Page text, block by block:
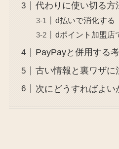
代わりに使い切る方
d払いで消化する
dポイント加盟店
PayPayと併用する
古い情報と裏ワザに
次にどうすればよい